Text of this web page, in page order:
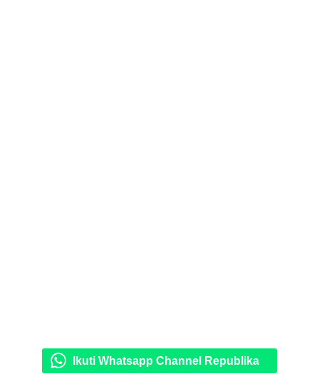
Ikuti Whatsapp Channel Republika